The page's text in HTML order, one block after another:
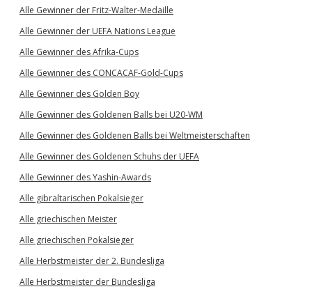
Alle Gewinner der Fritz-Walter-Medaille
Alle Gewinner der UEFA Nations League
Alle Gewinner des Afrika-Cups
Alle Gewinner des CONCACAF-Gold-Cups
Alle Gewinner des Golden Boy
Alle Gewinner des Goldenen Balls bei U20-WM
Alle Gewinner des Goldenen Balls bei Weltmeisterschaften
Alle Gewinner des Goldenen Schuhs der UEFA
Alle Gewinner des Yashin-Awards
Alle gibraltarischen Pokalsieger
Alle griechischen Meister
Alle griechischen Pokalsieger
Alle Herbstmeister der 2. Bundesliga
Alle Herbstmeister der Bundesliga